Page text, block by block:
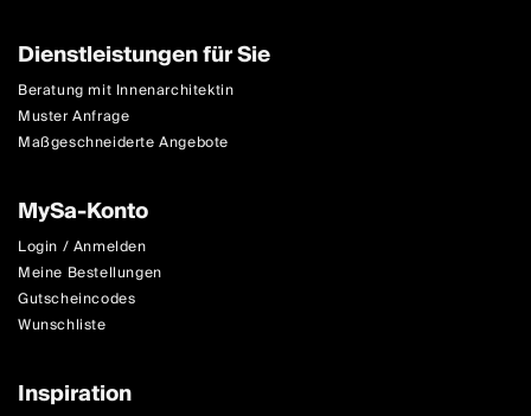
Dienstleistungen für Sie
Beratung mit Innenarchitektin
Muster Anfrage
Maßgeschneiderte Angebote
MySa-Konto
Login / Anmelden
Meine Bestellungen
Gutscheincodes
Wunschliste
Inspiration